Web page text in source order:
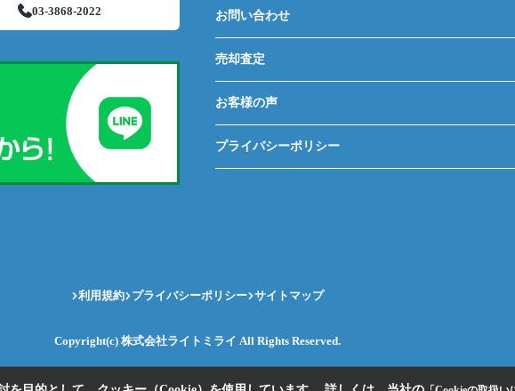
03-3868-2022 お問い合わせ
売却査定
お客様の声
プライバシーポリシー
利用規約 プライバシーポリシー サイトマップ
Copyright(c) 株式会社ライトミライ All Rights Reserved.